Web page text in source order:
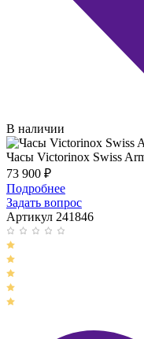
В наличии
Часы Victorinox Swiss
73 900 ₽
Подробнее
Задать вопрос
Артикул 241846